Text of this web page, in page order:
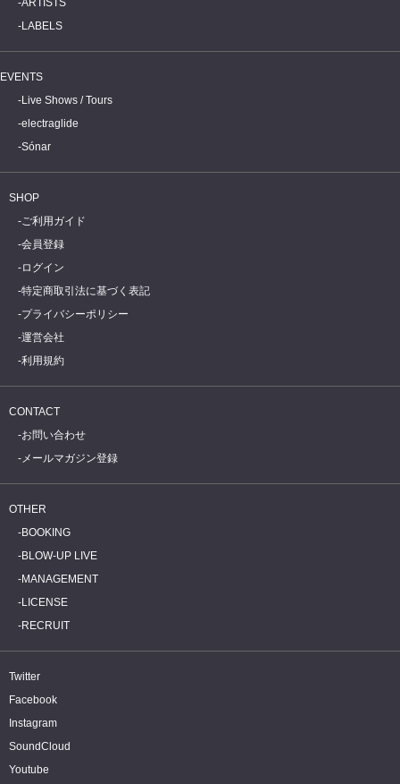
ARTISTS
LABELS
EVENTS
Live Shows / Tours
electraglide
Sónar
SHOP
ご利用ガイド
会員登録
ログイン
特定商取引法に基づく表記
プライバシーポリシー
運営会社
利用規約
CONTACT
お問い合わせ
メールマガジン登録
OTHER
BOOKING
BLOW-UP LIVE
MANAGEMENT
LICENSE
RECRUIT
Twitter
Facebook
Instagram
SoundCloud
Youtube